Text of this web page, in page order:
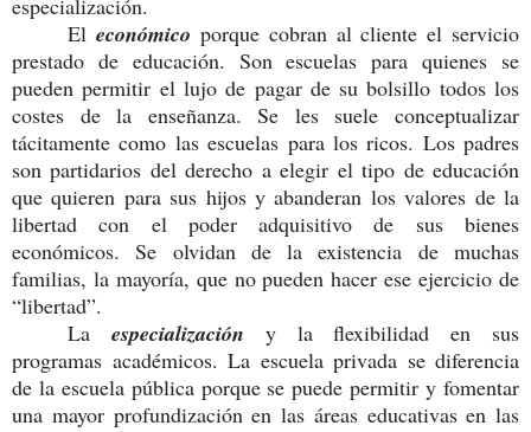
especialización.
Eleconómico porque cobran al cliente el servicio
prestado de educación. Son escuelas para quienes se
pueden permitir el lujo de pagar de su bolsillo todos los
costes de la enseñanza. Se les suele conceptualizar
tácitamente como las escuelas para los ricos. Los padres
son partidarios del derecho a elegir el tipo de educación
que quieren para sus hijos y abanderan los valores de la
libertad con el poder adquisitivo de sus bienes
económicos. Se olvidan de la existencia de muchas
familias, la mayoría, que no pueden hacer ese ejercicio de
“libertad”.
La especialización y la flexibilidad en sus
programas académicos. La escuela privada se diferencia
de la escuela pública porque se puede permitir y fomentar
una mayor profundización en las áreas educativas en las